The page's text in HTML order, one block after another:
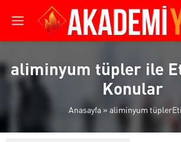
aliminyum tüpler ile
Konular
Anasayfa » aliminyum